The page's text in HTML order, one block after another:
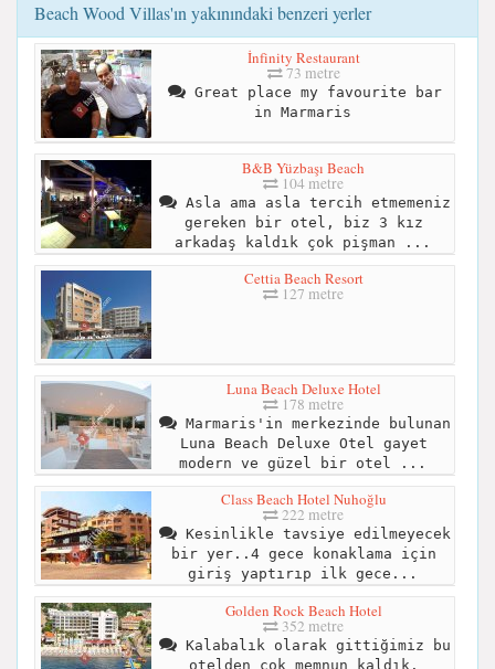
Beach Wood Villas'ın yakınındaki benzeri yerler
İnfinity Restaurant
73 metre
Great place my favourite bar
in Marmaris
B&B Yüzbaşı Beach
104 metre
Asla ama asla tercih etmemeniz
gereken bir otel, biz 3 kız
arkadaş kaldık çok pişman ...
Cettia Beach Resort
127 metre
Luna Beach Deluxe Hotel
178 metre
Marmaris'in merkezinde bulunan
Luna Beach Deluxe Otel gayet
modern ve güzel bir otel ...
Class Beach Hotel Nuhoğlu
222 metre
Kesinlikle tavsiye edilmeyecek
bir yer..4 gece konaklama için
giriş yaptırıp ilk gece...
Golden Rock Beach Hotel
352 metre
Kalabalık olarak gittiğimiz bu
otelden çok memnun kaldık.